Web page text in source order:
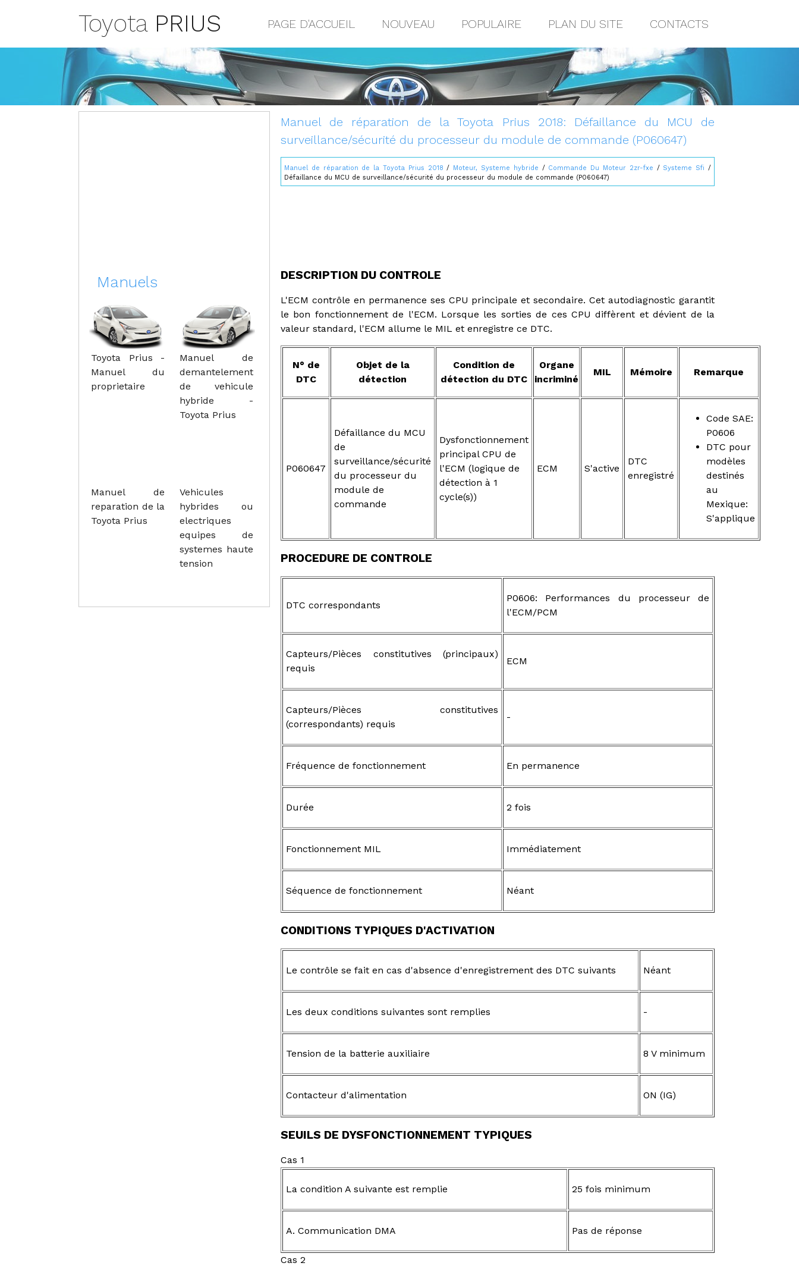
Toyota PRIUS PAGE D'ACCUEIL NOUVEAU POPULAIRE PLAN DU SITE CONTACTS
Manuel de réparation de la Toyota Prius 2018: Défaillance du MCU de
surveillance/sécurité du processeur du module de commande (P060647)
Manuel de réparation de la Toyota Prius 2018 / Moteur, Systeme hybride / Commande Du Moteur 2zr-fxe / Systeme Sfi /
Défaillance du MCU de surveillance/sécurité du processeur du module de commande (P060647)
DESCRIPTION DU CONTROLE
L'ECM contrôle en permanence ses CPU principale et secondaire. Cet autodiagnostic garantit
le bon fonctionnement de l'ECM. Lorsque les sorties de ces CPU diffèrent et dévient de la
valeur standard, l'ECM allume le MIL et enregistre ce DTC.
N° de
DTC
Objet de la
détection
Condition de
détection du DTC
Organe
incriminé
MIL Mémoire Remarque
P060647
Défaillance du MCU
de
surveillance/sécurité
du processeur du
module de
commande
Dysfonctionnement
principal CPU de
l'ECM (logique de
détection à 1
cycle(s))
ECM S'active
DTC
enregistré
Code SAE:
P0606
DTC pour
modèles
destinés
au
Mexique:
S'applique
PROCEDURE DE CONTROLE
DTC correspondants
P0606: Performances du processeur de
l'ECM/PCM
Capteurs/Pièces constitutives (principaux)
requis
ECM
Capteurs/Pièces constitutives
(correspondants) requis
-
Fréquence de fonctionnement En permanence
Durée 2 fois
Fonctionnement MIL Immédiatement
Séquence de fonctionnement Néant
CONDITIONS TYPIQUES D'ACTIVATION
Le contrôle se fait en cas d'absence d'enregistrement des DTC suivants Néant
Les deux conditions suivantes sont remplies -
Tension de la batterie auxiliaire 8 V minimum
Contacteur d'alimentation ON (IG)
SEUILS DE DYSFONCTIONNEMENT TYPIQUES
Cas 1
La condition A suivante est remplie 25 fois minimum
A. Communication DMA Pas de réponse
Cas 2
Manuels
Toyota Prius -
Manuel du
proprietaire
Manuel de
demantelement
de vehicule
hybride -
Toyota Prius
Manuel de
reparation de la
Toyota Prius
Vehicules
hybrides ou
electriques
equipes de
systemes haute
tension